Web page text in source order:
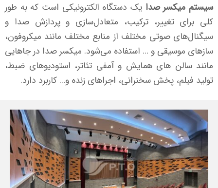
سیستم میکسر صدا یک دستگاه الکترونیکی است که به طور
کلی برای تغییر، ترکیب، متعادل‌سازی و پردازش صدا و
سیگنال‌های صوتی مختلف از منابع مختلف مانند میکروفون،
سازهای موسیقی و … استفاده می‌شود. میکسر صدا در جاهایی
مانند سالن های همایش و آمفی تئاتر، استودیوهای ضبط،
تولید فیلم، پخش سخنرانی، اجراهای زنده و… کاربرد دارد.